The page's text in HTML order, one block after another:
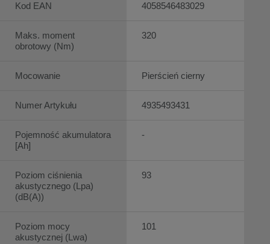
Kod EAN
Maks. moment
obrotowy (Nm)
Mocowanie
Numer Artykułu
Pojemność akumulatora
[Ah]
Poziom ciśnienia
akustycznego (Lpa)
(dB(A))
Poziom mocy
akustycznej (Lwa)
4058546483029
320
Pierścień cierny
4935493431
-
93
101